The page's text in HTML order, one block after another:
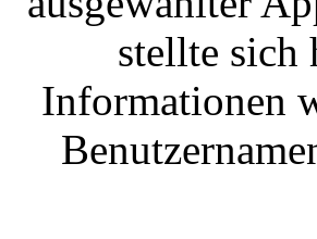
stellte sich
Informationen